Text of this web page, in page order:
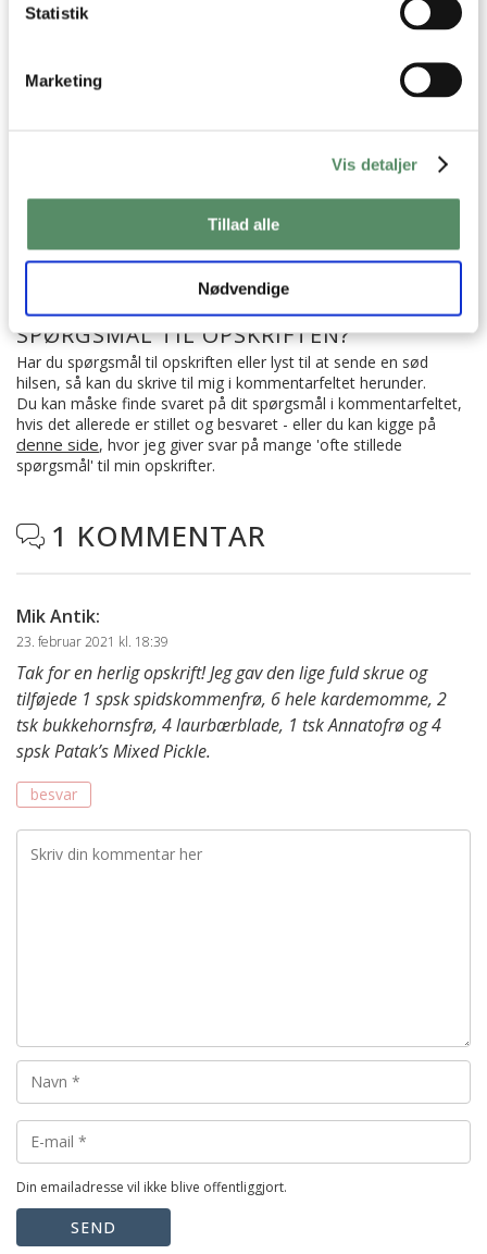
Statistik
Marketing
Vis detaljer
Tillad alle
Nødvendige
Mad på budget
Kartofler
Hakkede tomater
SPØRGSMÅL TIL OPSKRIFTEN?
Har du spørgsmål til opskriften eller lyst til at sende en sød
hilsen, så kan du skrive til mig i kommentarfeltet herunder.
Du kan måske finde svaret på dit spørgsmål i kommentarfeltet,
hvis det allerede er stillet og besvaret - eller du kan kigge på
denne side, hvor jeg giver svar på mange 'ofte stillede
spørgsmål' til min opskrifter.
 1 KOMMENTAR
Mik Antik:
23. februar 2021 kl. 18:39
Tak for en herlig opskrift! Jeg gav den lige fuld skrue og
tilføjede 1 spsk spidskommenfrø, 6 hele kardemomme, 2
tsk bukkehornsfrø, 4 laurbærblade, 1 tsk Annatofrø og 4
spsk Patak’s Mixed Pickle.
besvar
Din emailadresse vil ikke blive offentliggjort.
SEND